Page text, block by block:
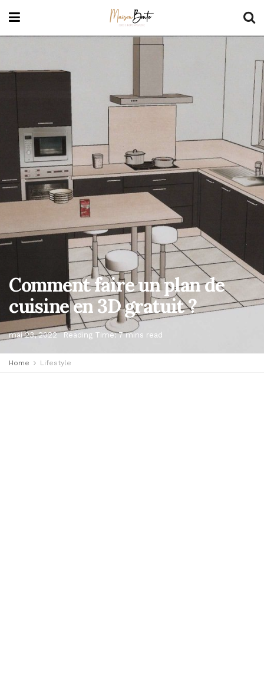
Comment faire un plan de
cuisine en 3D gratuit ?
mai 23, 2022 Reading Time: 7 mins read
Home Lifestyle